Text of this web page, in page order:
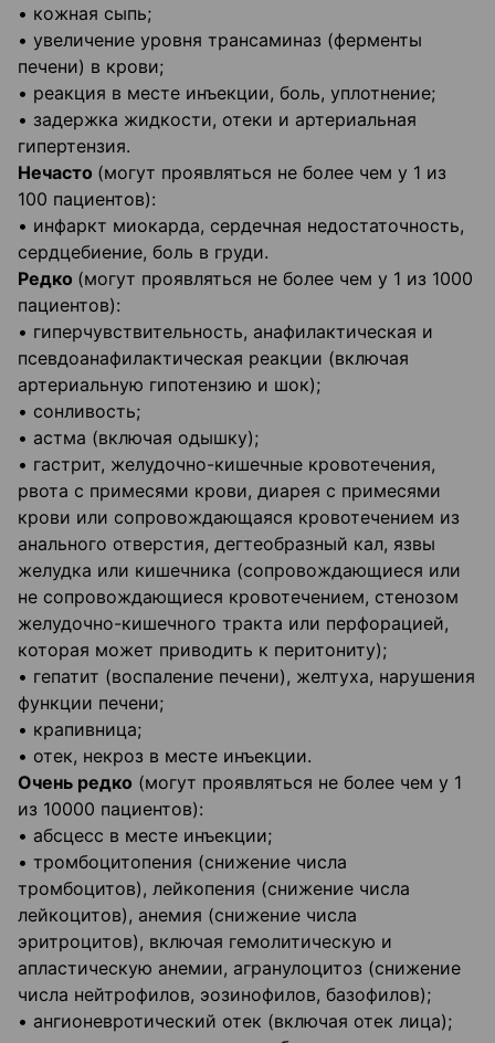
• кожная сыпь;
• увеличение уровня трансаминаз (ферменты
печени) в крови;
• реакция в месте инъекции, боль, уплотнение;
• задержка жидкости, отеки и артериальная
гипертензия.
Нечасто (могут проявляться не более чем у 1 из
100 пациентов):
• инфаркт миокарда, сердечная недостаточность,
сердцебиение, боль в груди.
Редко (могут проявляться не более чем у 1 из 1000
пациентов):
• гиперчувствительность, анафилактическая и
псевдоанафилактическая реакции (включая
артериальную гипотензию и шок);
• сонливость;
• астма (включая одышку);
• гастрит, желудочно-кишечные кровотечения,
рвота с примесями крови, диарея с примесями
крови или сопровождающаяся кровотечением из
анального отверстия, дегтеобразный кал, язвы
желудка или кишечника (сопровождающиеся или
не сопровождающиеся кровотечением, стенозом
желудочно-кишечного тракта или перфорацией,
которая может приводить к перитониту);
• гепатит (воспаление печени), желтуха, нарушения
функции печени;
• крапивница;
• отек, некроз в месте инъекции.
Очень редко (могут проявляться не более чем у 1
из 10000 пациентов):
• абсцесс в месте инъекции;
• тромбоцитопения (снижение числа
тромбоцитов), лейкопения (снижение числа
лейкоцитов), анемия (снижение числа
эритроцитов), включая гемолитическую и
апластическую анемии, агранулоцитоз (снижение
числа нейтрофилов, эозинофилов, базофилов);
• ангионевротический отек (включая отек лица);